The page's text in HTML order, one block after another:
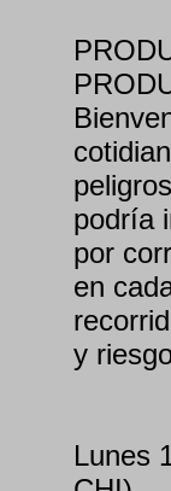
podría
por
en
y
Lunes